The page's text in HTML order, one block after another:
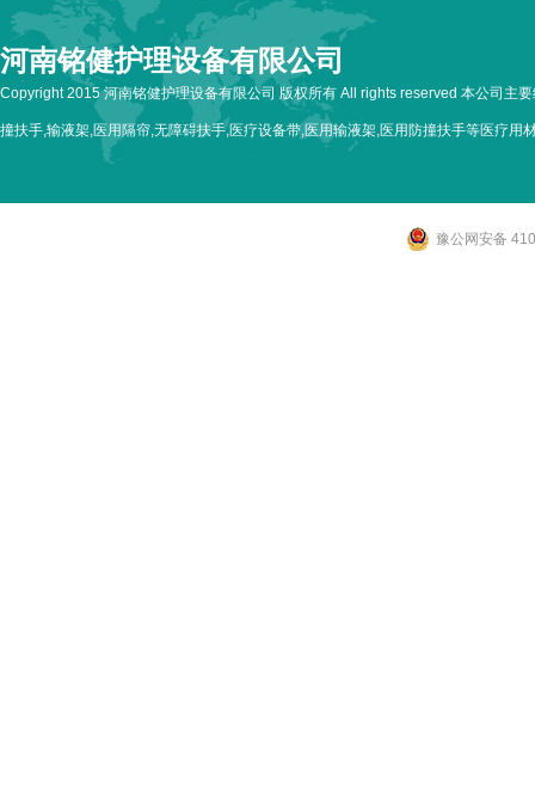
河南铭健护理设备有限公司
Copyright 2015 河南铭健护理设备有限公司 版权所有 All rights reserved 本公司主
撞扶手,输液架,医用隔帘,无障碍扶手,医疗设备带,医用输液架,医用防撞扶手等医疗用
豫公网安备